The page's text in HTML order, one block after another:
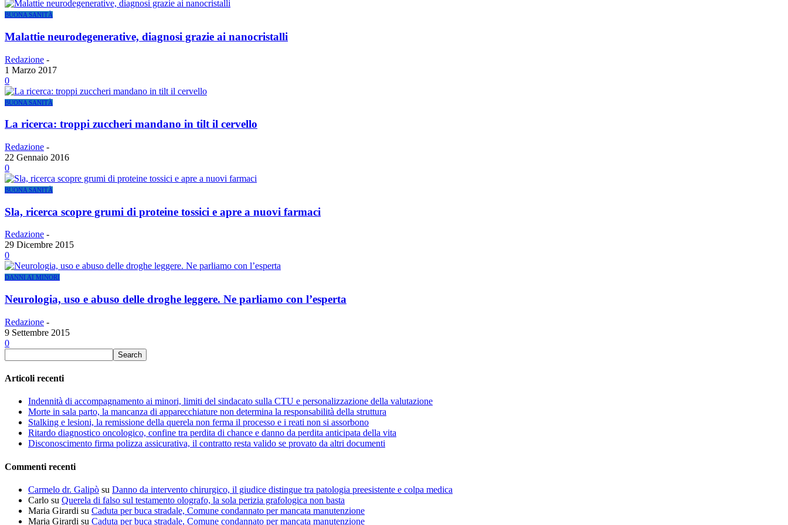
BUONA SANITÀ
Malattie neurodegenerative, diagnosi grazie ai nanocristalli
Redazione -
1 Marzo 2017
0
BUONA SANITÀ
La ricerca: troppi zuccheri mandano in tilt il cervello
Redazione -
22 Gennaio 2016
0
BUONA SANITÀ
Sla, ricerca scopre grumi di proteine tossici e apre a nuovi farmaci
Redazione -
29 Dicembre 2015
0
DANNI AI MINORI
Neurologia, uso e abuso delle droghe leggere. Ne parliamo con l’esperta
Redazione -
9 Settembre 2015
0
Articoli recenti
Indennità di accompagnamento ai minori, limiti del sindacato sulla CTU e personalizzazione della valutazione
Morte in sala parto, la mancanza di apparecchiature non determina la responsabilità della struttura
Stalking e lesioni, la remissione della querela non ferma il processo e i reati non si assorbono
Ritardo diagnostico oncologico, confine tra perdita di chance e danno da perdita anticipata della vita
Disconoscimento firma polizza assicurativa, il contratto resta valido se provato da altri documenti
Commenti recenti
Carmelo dr. Galipò su Danno da intervento chirurgico, il giudice distingue tra patologia preesistente e colpa medica
Carlo su Querela di falso sul testamento olografo, la sola perizia grafologica non basta
Maria Girardi su Caduta per buca stradale, Comune condannato per mancata manutenzione
Maria Girardi su Caduta per buca stradale, Comune condannato per mancata manutenzione